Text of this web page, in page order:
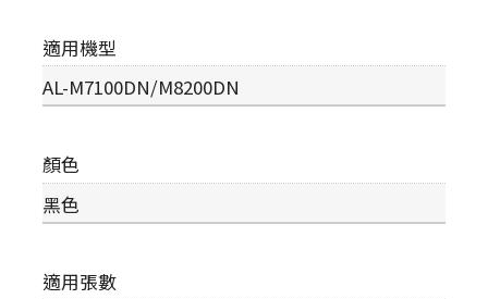
適用機型
AL-M7100DN/M8200DN
顏色
黑色
適用張數